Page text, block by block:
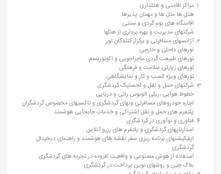
مراکز اقامتی و هتلداری
هتل ها متل ها و مهمان پذیرها
اقامتگاه های بوم گردی و سنتی
شرکتهای مدیریت و بهره برداری از هتلها
آژانسهای مسافرتی و برگزار کنندگان تور
تورهای داخلی و خارجی
تورهای طبیعت گردی ماجراجویی و اکوتوریسم
تورهای زیارتی سلامت و فرهنگی
تورهای ویژه کسب و کار و نمایشگاهی
شرکتهای حمل و نقل و لجستیک گردشگری
خطوط هوایی ،ریلی اتوبوس رانی و دریایی
اجاره خودروهای مسافرتی ونهای گردشگری و تاکسیهای مخصوص گردشگران
پلتفرم های حمل و نقل اشتراکی و خدمات جابجایی هوشمند
فناوری و نوآوری در گردشگری
استارتاپهای گردشگری و پلتفرم های رزرو آنلاین
اپلیکیشنهای برنامه ریزی سفر نقشه های هوشمند و راهنمای دیجیتال
گردشگری
استفاده از هوش مصنوعی و واقعیت افزوده در تجربه های گردشگری
بلاک چین و روشهای نوین پرداخت در گردشگری